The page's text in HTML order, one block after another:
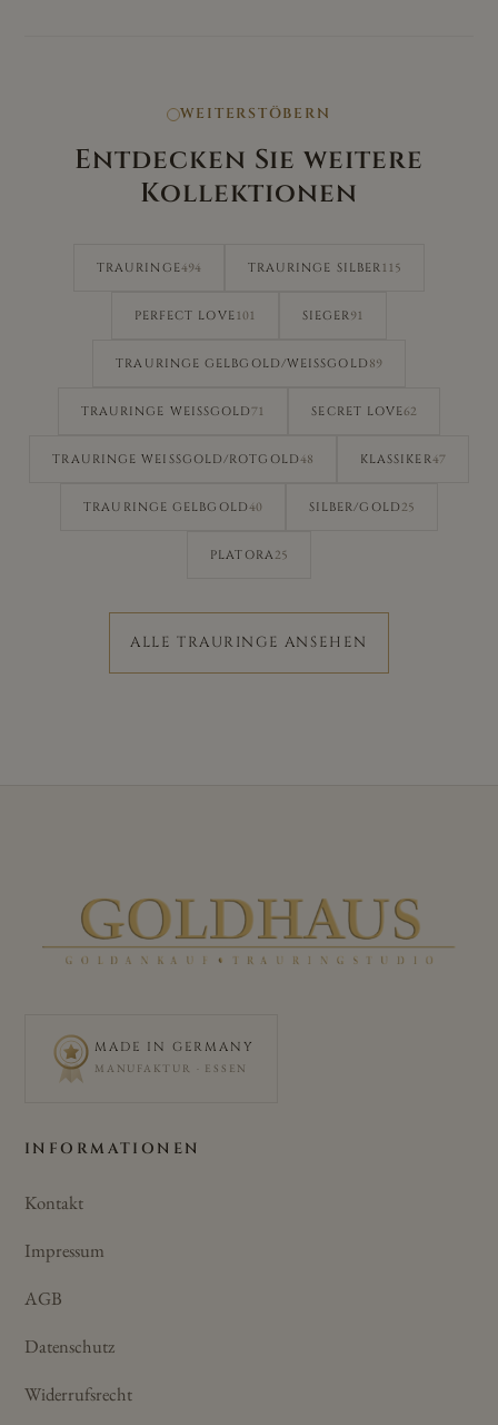
WEITERSTÖBERN
Entdecken Sie weitere
Kollektionen
TRAURINGE494 TRAURINGE SILBER 115
PERFECT LOVE 101 SIEGER91
TRAURINGE GELBGOLD/WEISSGOLD 89
TRAURINGE WEISSGOLD 71 SECRET LOVE62
TRAURINGE WEISSGOLD/ROTGOLD 48 KLASSIKER47
TRAURINGE GELBGOLD40 SILBER/GOLD 25
PLATORA25
ALLE TRAURINGE ANSEHEN
MADE IN GERMANY
MANUFAKTUR · ESSEN
INFORMATIONEN
Kontakt
Impressum
AGB
Datenschutz
Widerrufsrecht